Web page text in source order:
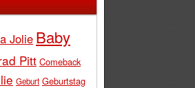
Jolie Baby
Pitt Comeback
Geburt Geburtstag